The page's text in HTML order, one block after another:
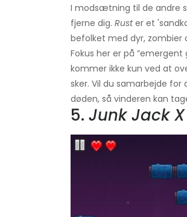
I modsætning til de andre
fjerne dig. Ruster et
befolket med dyr, zombier
Fokus her er på
kommer ikke kun ved at
sker. Vil du samarbejde for
døden, så vinderen kan
5. Junk Jack X